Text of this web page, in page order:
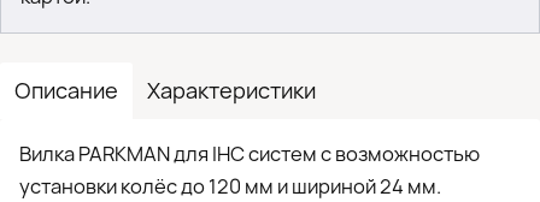
Описание Характеристики
Вилка PARKMAN для IHC систем с возможностью
установки колёс до 120 мм и шириной 24 мм.